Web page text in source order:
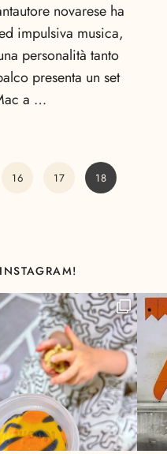
novarese ha
impulsiva musica,
personalità tanto
presenta un set
a …
16 17 18